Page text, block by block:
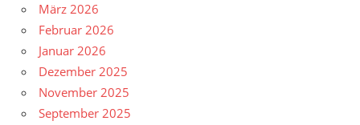
März 2026
Februar 2026
Januar 2026
Dezember 2025
November 2025
September 2025